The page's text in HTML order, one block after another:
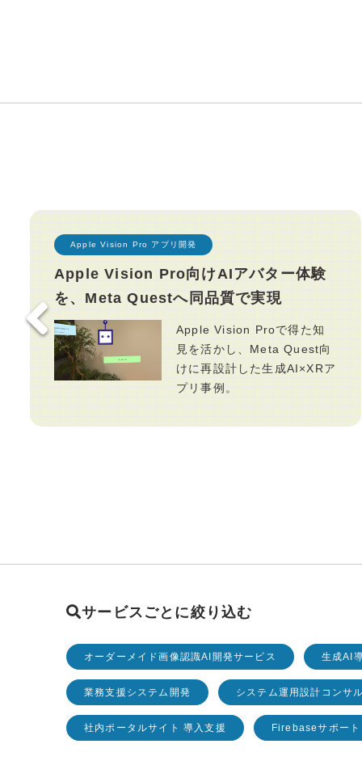
Apple Vision Pro アプリ開発
Apple Vision Pro向けAIアバター体験
を、Meta Questへ同品質で実現
Apple Vision Proで得た知
見を活かし、Meta Quest向
けに再設計した生成AI×XRア
プリ事例。
サービスごとに絞り込む
オーダーメイド画像認識AI開発サービス 生成AI
業務支援システム開発 システム運用設計コンサ
社内ポータルサイト 導入支援 Firebaseサポート